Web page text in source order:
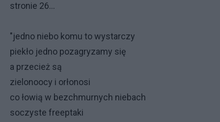
stronie 26...
"jedno niebo komu to wystarczy
piekło jedno pozagryzamy się
a przecież są
zielonoocy i orłonosi
co łowią w bezchmurnych niebach
soczyste freeptaki